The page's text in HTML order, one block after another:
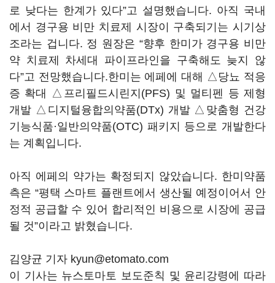
로 낮다는 한계가 있다”고 설명했습니다. 아직 국내
에서 경구용 비만 치료제 시장이 구축되기는 시기상
조라는 겁니다. 정 원장은 “향후 한미가 경구용 비만
약 치료제 차세대 파이프라인을 구축해도 늦지 않
다”고 전망했습니다.한미는 에페에 대해 △당뇨 적응
증 확대 △프리필드시린지(PFS) 및 멀티펜 등 제형
개발 △디지털융합의약품(DTx) 개발 △맞춤형 건강
기능식품·일반의약품(OTC) 패키지 등으로 개발한다
는 계획입니다.
아직 에페의 약가는 확정되지 않았습니다. 한미약품
측은 “평택 스마트 플랜트에서 생산될 예정이어서 안
정적 공급할 수 있어 합리적인 비용으로 시장에 공급
될 것”이라고 밝혔습니다.
김양균 기자 kyun@etomato.com
이 기사는 뉴스토마토 보도준칙 및 윤리강령에 따라